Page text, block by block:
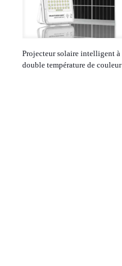
Projecteur solaire intelligent à
double température de couleur